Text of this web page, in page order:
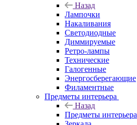
Назад
Лампочки
Накаливания
Светодиодные
Диммируемые
Ретро-лампы
Технические
Галогенные
Энергосберегающие
Филаментные
Предметы интерьера
Назад
Предметы интерьера